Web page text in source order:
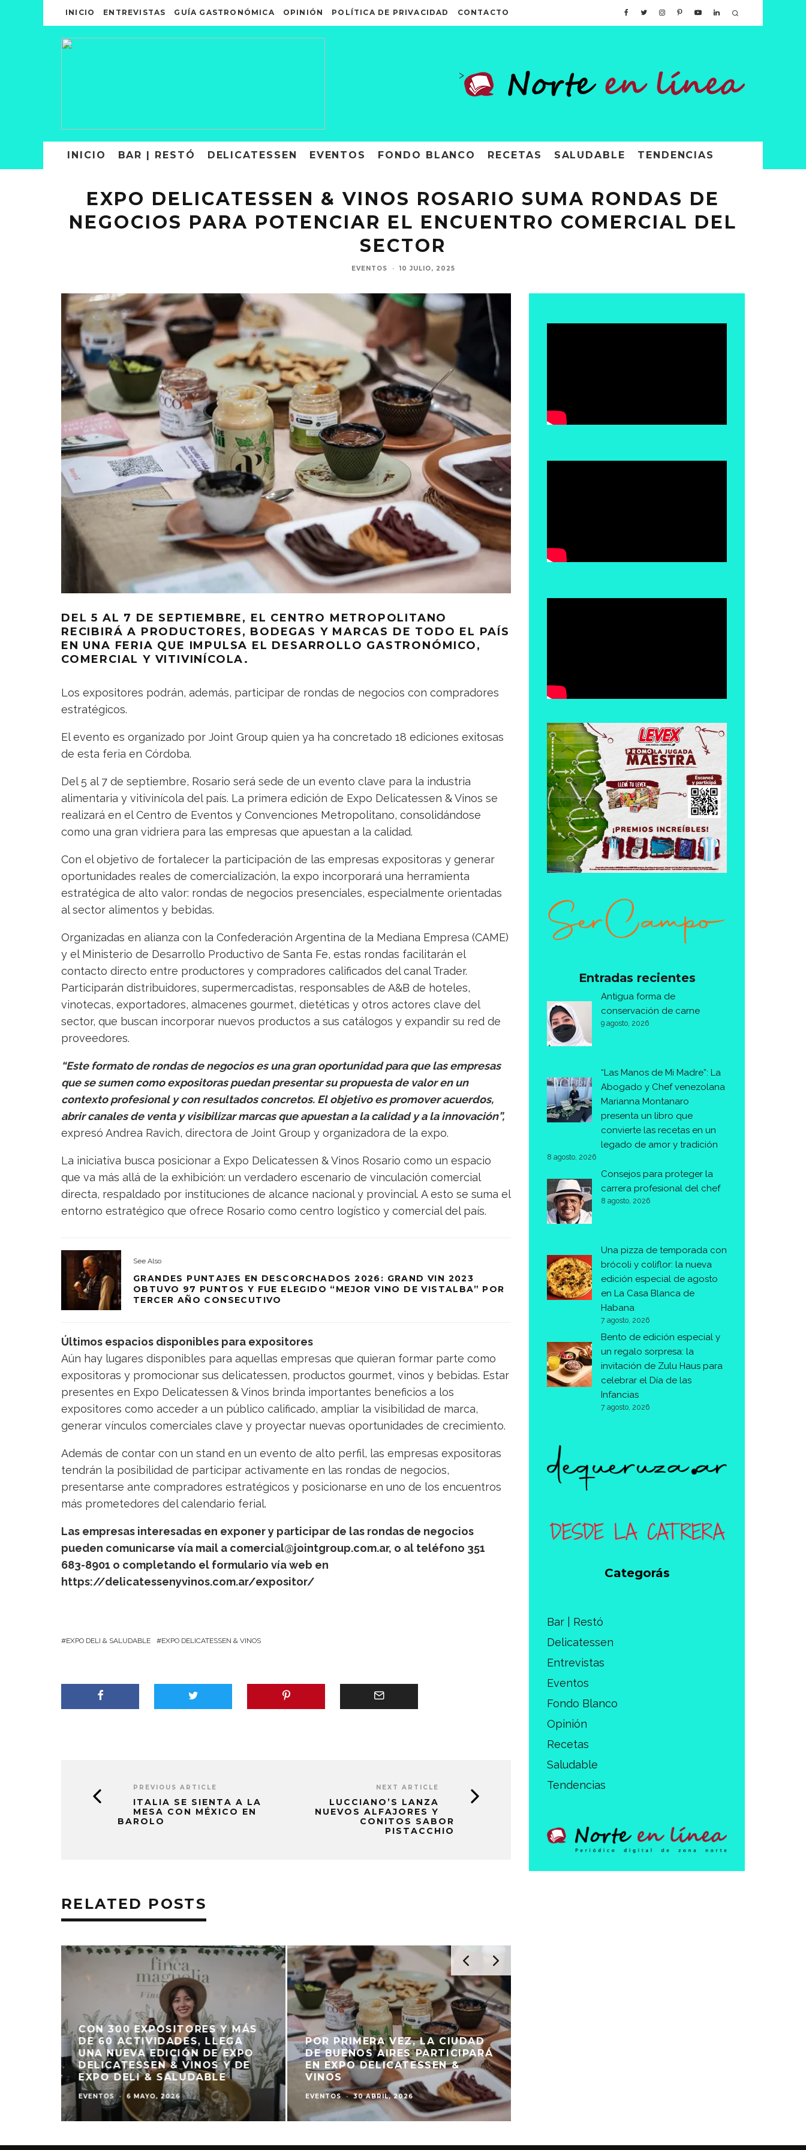
INICIO ENTREVISTAS GUÍA GASTRONÓMICA OPINIÓN POLÍTICA DE PRIVACIDAD CONTACTO
>
INICIO BAR | RESTÓ DELICATESSEN EVENTOS FONDO BLANCO RECETAS SALUDABLE TENDENCIAS
EXPO DELICATESSEN & VINOS ROSARIO SUMA RONDAS DE
NEGOCIOS PARA POTENCIAR EL ENCUENTRO COMERCIAL DEL
SECTOR
EVENTOS · 10 JULIO, 2025
DEL 5 AL 7 DE SEPTIEMBRE, EL CENTRO METROPOLITANO
RECIBIRÁ A PRODUCTORES, BODEGAS Y MARCAS DE TODO EL PAÍS
EN UNA FERIA QUE IMPULSA EL DESARROLLO GASTRONÓMICO,
COMERCIAL Y VITIVINÍCOLA.
Los expositores podrán, además, participar de rondas de negocios con compradores
estratégicos.
El evento es organizado por Joint Group quien ya ha concretado 18 ediciones exitosas
de esta feria en Córdoba.
Del 5 al 7 de septiembre, Rosario será sede de un evento clave para la industria
alimentaria y vitivinícola del país. La primera edición de Expo Delicatessen & Vinos se
realizará en el Centro de Eventos y Convenciones Metropolitano, consolidándose
como una gran vidriera para las empresas que apuestan a la calidad.
Con el objetivo de fortalecer la participación de las empresas expositoras y generar
oportunidades reales de comercialización, la expo incorporará una herramienta
estratégica de alto valor: rondas de negocios presenciales, especialmente orientadas
al sector alimentos y bebidas.
Organizadas en alianza con la Confederación Argentina de la Mediana Empresa (CAME)
y el Ministerio de Desarrollo Productivo de Santa Fe, estas rondas facilitarán el
contacto directo entre productores y compradores calificados del canal Trader.
Participarán distribuidores, supermercadistas, responsables de A&B de hoteles,
vinotecas, exportadores, almacenes gourmet, dietéticas y otros actores clave del
sector, que buscan incorporar nuevos productos a sus catálogos y expandir su red de
proveedores.
“Este formato de rondas de negocios es una gran oportunidad para que las empresas
que se sumen como expositoras puedan presentar su propuesta de valor en un
contexto profesional y con resultados concretos. El objetivo es promover acuerdos,
abrir canales de venta y visibilizar marcas que apuestan a la calidad y a la innovación”,
expresó Andrea Ravich, directora de Joint Group y organizadora de la expo.
La iniciativa busca posicionar a Expo Delicatessen & Vinos Rosario como un espacio
que va más allá de la exhibición: un verdadero escenario de vinculación comercial
directa, respaldado por instituciones de alcance nacional y provincial. A esto se suma el
entorno estratégico que ofrece Rosario como centro logístico y comercial del país.
See Also
GRANDES PUNTAJES EN DESCORCHADOS 2026: GRAND VIN 2023
OBTUVO 97 PUNTOS Y FUE ELEGIDO “MEJOR VINO DE VISTALBA” POR
TERCER AÑO CONSECUTIVO
Últimos espacios disponibles para expositores
Aún hay lugares disponibles para aquellas empresas que quieran formar parte como
expositoras y promocionar sus delicatessen, productos gourmet, vinos y bebidas. Estar
presentes en Expo Delicatessen & Vinos brinda importantes beneficios a los
expositores como acceder a un público calificado, ampliar la visibilidad de marca,
generar vínculos comerciales clave y proyectar nuevas oportunidades de crecimiento.
Además de contar con un stand en un evento de alto perfil, las empresas expositoras
tendrán la posibilidad de participar activamente en las rondas de negocios,
presentarse ante compradores estratégicos y posicionarse en uno de los encuentros
más prometedores del calendario ferial.
Las empresas interesadas en exponer y participar de las rondas de negocios
pueden comunicarse vía mail a comercial@jointgroup.com.ar, o al teléfono 351
683-8901 o completando el formulario vía web en
https://delicatessenyvinos.com.ar/expositor/
EXPO DELI & SALUDABLE EXPO DELICATESSEN & VINOS
PREVIOUS ARTICLE
ITALIA SE SIENTA A LA
MESA CON MÉXICO EN
BAROLO
NEXT ARTICLE
LUCCIANO’S LANZA
NUEVOS ALFAJORES Y
CONITOS SABOR
PISTACCHIO
RELATED POSTS
CON 300 EXPOSITORES Y MÁS
DE 60 ACTIVIDADES, LLEGA
UNA NUEVA EDICIÓN DE EXPO
DELICATESSEN & VINOS Y DE
EXPO DELI & SALUDABLE
EVENTOS · 6 MAYO, 2026
POR PRIMERA VEZ, LA CIUDAD
DE BUENOS AIRES PARTICIPARÁ
EN EXPO DELICATESSEN &
VINOS
EVENTOS · 30 ABRIL, 2026
Entradas recientes
Antigua forma de
conservación de carne
9 agosto, 2026
“Las Manos de Mi Madre”: La
Abogado y Chef venezolana
Marianna Montanaro
presenta un libro que
convierte las recetas en un
legado de amor y tradición
8 agosto, 2026
Consejos para proteger la
carrera profesional del chef
8 agosto, 2026
Una pizza de temporada con
brócoli y coliflor: la nueva
edición especial de agosto
en La Casa Blanca de
Habana
7 agosto, 2026
Bento de edición especial y
un regalo sorpresa: la
invitación de Zulu Haus para
celebrar el Día de las
Infancias
7 agosto, 2026
Categorás
Bar | Restó
Delicatessen
Entrevistas
Eventos
Fondo Blanco
Opinión
Recetas
Saludable
Tendencias